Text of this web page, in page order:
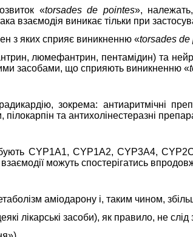
«torsades de pointes»,
взаємодія виникає тільки при
з яких сприяє виникненню «torsades de
люмефантрин, пентамідин) та
засобами, що сприяють виникненню «
зокрема: антиаритмічні
та антихолінестеразні
CYP1A1, CYP1A2, CYP3A4,
можуть спостерігатись
аміодарону і, таким чином,
лікарські засоби), як правило, не